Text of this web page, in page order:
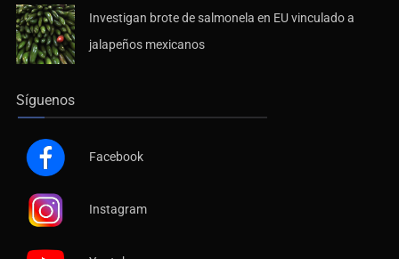
Investigan brote de salmonela en EU vinculado a
jalapeños mexicanos
Síguenos
Facebook
Instagram